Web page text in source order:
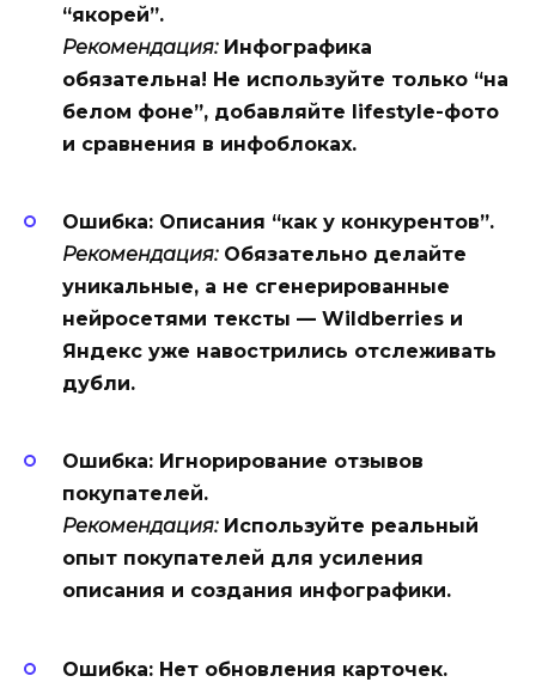
“якорей”.
Рекомендация:Инфографика
обязательна! Не используйте только “на
белом фоне”, добавляйте lifestyle-фото
и сравнения в инфоблоках.
Ошибка: Описания “как у конкурентов”.
Рекомендация:Обязательно делайте
уникальные, а не сгенерированные
нейросетями тексты — Wildberries и
Яндекс уже навострились отслеживать
дубли.
Ошибка: Игнорирование отзывов
покупателей.
Рекомендация:Используйте реальный
опыт покупателей для усиления
описания и создания инфографики.
Ошибка: Нет обновления карточек.